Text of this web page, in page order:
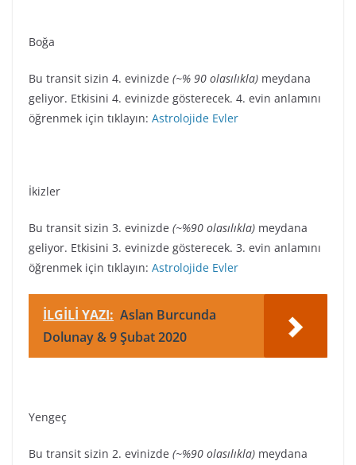
Boğa
Bu transit sizin 4. evinizde (~% 90 olasılıkla) meydana
geliyor. Etkisini 4. evinizde gösterecek. 4. evin anlamını
öğrenmek için tıklayın: Astrolojide Evler
İkizler
Bu transit sizin 3. evinizde (~%90 olasılıkla) meydana
geliyor. Etkisini 3. evinizde gösterecek. 3. evin anlamını
öğrenmek için tıklayın: Astrolojide Evler
İLGİLİ YAZI: Aslan Burcunda
Dolunay & 9 Şubat 2020
Yengeç
Bu transit sizin 2. evinizde (~%90 olasılıkla) meydana